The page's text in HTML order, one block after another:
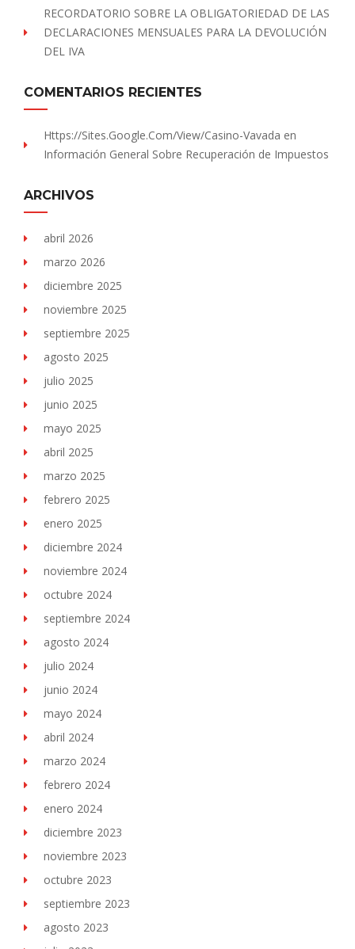
RECORDATORIO SOBRE LA OBLIGATORIEDAD DE LAS
DECLARACIONES MENSUALES PARA LA DEVOLUCIÓN
DEL IVA
COMENTARIOS RECIENTES
Https://sites.Google.com/view/Casino-Vavada en
Información General Sobre Recuperación de Impuestos
ARCHIVOS
abril 2026
marzo 2026
diciembre 2025
noviembre 2025
septiembre 2025
agosto 2025
julio 2025
junio 2025
mayo 2025
abril 2025
marzo 2025
febrero 2025
enero 2025
diciembre 2024
noviembre 2024
octubre 2024
septiembre 2024
agosto 2024
julio 2024
junio 2024
mayo 2024
abril 2024
marzo 2024
febrero 2024
enero 2024
diciembre 2023
noviembre 2023
octubre 2023
septiembre 2023
agosto 2023